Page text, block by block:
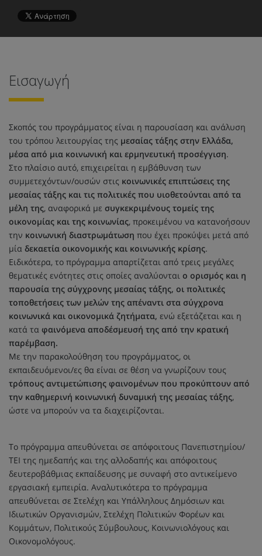
Εισαγωγή
Σκοπός του προγράμματος είναι η παρουσίαση και ανάλυση
του τρόπου λειτουργίας της μεσαίας τάξης στην Ελλάδα,
μέσα από μια κοινωνική και ερμηνευτική προσέγγιση.
Στο πλαίσιο αυτό, επιχειρείται η εμβάθυνση των
συμμετεχόντων/ουσών στις κοινωνικές επιπτώσεις της
μεσαίας τάξης και τις πολιτικές που υιοθετούνται από τα
μέλη της, αναφορικά με συγκεκριμένους τομείς της
οικονομίας και της κοινωνίας, προκειμένου να κατανοήσουν
την κοινωνική διαστρωμάτωση που έχει προκύψει μετά από
μία δεκαετία οικονομικής και κοινωνικής κρίσης.
Ειδικότερα, το πρόγραμμα απαρτίζεται από τρεις μεγάλες
θεματικές ενότητες στις οποίες αναλύονται ο ορισμός και η
παρουσία της σύγχρονης μεσαίας τάξης, οι πολιτικές
τοποθετήσεις των μελών της απέναντι στα σύγχρονα
κοινωνικά και οικονομικά ζητήματα, ενώ εξετάζεται και η
κατά τα φαινόμενα αποδέσμευσή της από την κρατική
παρέμβαση.
Με την παρακολούθηση του προγράμματος, οι
εκπαιδευόμενοι/ες θα είναι σε θέση να γνωρίζουν τους
τρόπους αντιμετώπισης φαινομένων που προκύπτουν από
την καθημερινή κοινωνική δυναμική της μεσαίας τάξης,
ώστε να μπορούν να τα διαχειρίζονται.
Το πρόγραμμα απευθύνεται σε απόφοιτους Πανεπιστημίου/
ΤΕΙ της ημεδαπής και της αλλοδαπής και απόφοιτους
δευτεροβάθμιας εκπαίδευσης με συναφή στο αντικείμενο
εργασιακή εμπειρία. Αναλυτικότερα το πρόγραμμα
απευθύνεται σε Στελέχη και Υπάλληλους Δημόσιων και
Ιδιωτικών Οργανισμών, Στελέχη Πολιτικών Φορέων και
Κομμάτων, Πολιτικούς Σύμβουλους, Κοινωνιολόγους και
Οικονομολόγους.